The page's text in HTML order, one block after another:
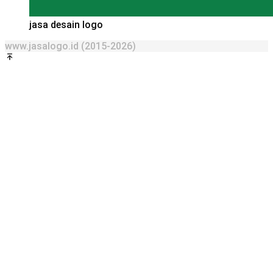
jasa desain logo
www.jasalogo.id (2015-2026)